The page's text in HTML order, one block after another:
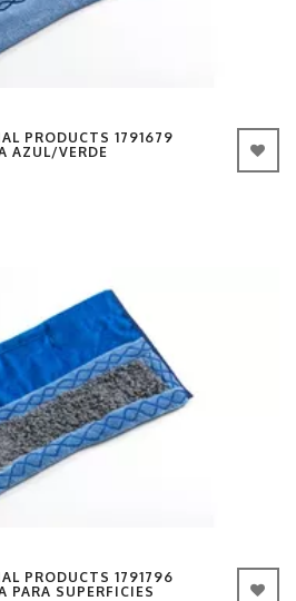
PRODUCTS 1791679
AZUL/VERDE
PRODUCTS 1791796
PARA SUPERFICIES